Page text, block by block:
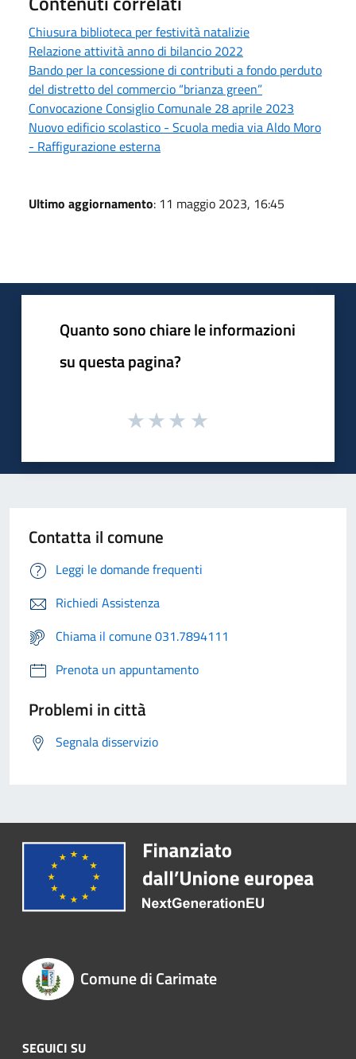
Chiusura biblioteca per festività natalizie
Relazione attività anno di bilancio 2022
Bando per la concessione di contributi a fondo perduto
del distretto del commercio “brianza green”
Convocazione Consiglio Comunale 28 aprile 2023
Nuovo edificio scolastico - Scuola media via Aldo Moro
- Raffigurazione esterna
Ultimo aggiornamento: 11 maggio 2023, 16:45
Quanto sono chiare le informazioni
su questa pagina?
Contatta il comune
Leggi le domande frequenti
Richiedi Assistenza
Chiama il comune 031.7894111
Prenota un appuntamento
Problemi in città
Segnala disservizio
Comune di Carimate
SEGUICI SU